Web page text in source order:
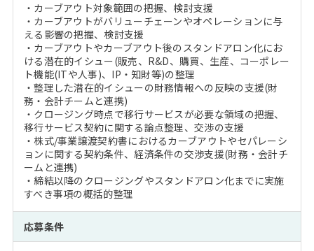
・カーブアウト対象範囲の把握、検討支援
・カーブアウトがバリューチェーンやオペレーションに与
える影響の把握、検討支援
・カーブアウトやカーブアウト後のスタンドアロン化にお
ける潜在的イシュー(販売、R&D、購買、生産、コーポレー
ト機能(ITや人事)、IP・知財等)の整理
・整理した潜在的イシューの財務情報への反映の支援(財
務・会計チームと連携)
・クロージング時点で移行サービスが必要な領域の把握、
移行サービス契約に関する論点整理、交渉の支援
・株式/事業譲渡契約書におけるカーブアウトやセパレーシ
ョンに関する契約条件、経済条件の交渉支援(財務・会計チ
ームと連携)
・締結以降のクロージングやスタンドアロン化までに実施
すべき事項の概括的整理
応募条件